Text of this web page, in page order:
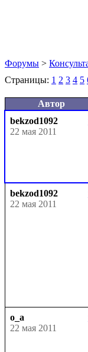
Форумы >
Страницы: 1 2 3 4 5
Автор
bekzod1092
22 мая 2011
bekzod1092
22 мая 2011
o_a
22 мая 2011